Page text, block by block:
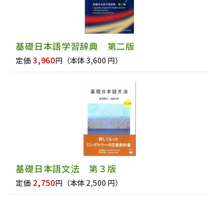
基礎日本語学習辞典 第二版
定価3,960円 （本体 3,600 円）
基礎日本語文法 第３版
定価 2,750円 （本体 2,500 円）